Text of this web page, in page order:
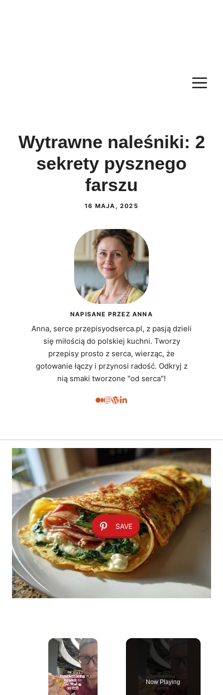
Wytrawne naleśniki: 2
sekrety pysznego
farszu
16 MAJA, 2025
NAPISANE PRZEZ ANNA
Anna, serce przepisyodserca.pl, z pasją dzieli
się miłością do polskiej kuchni. Tworzy
przepisy prosto z serca, wierząc, że
gotowanie łączy i przynosi radość. Odkryj z
nią smaki tworzone "od serca"!
SAVE
×
Now Playing